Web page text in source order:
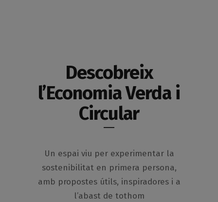
Descobreix
l’Economia Verda i
Circular
Un espai viu per experimentar la
sostenibilitat en primera persona,
amb propostes útils, inspiradores i a
l’abast de tothom